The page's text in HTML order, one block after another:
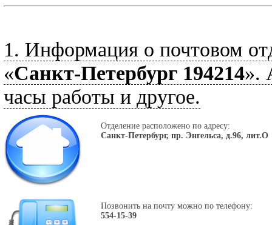
1. Информация о почтовом
«Санкт-Петербург 194214».
часы работы и другое.
Отделение расположено по адресу:
Санкт-Петербург, пр. Энгельса, д.96, лит.О
Позвонить на почту можно по телефону:
554-15-39